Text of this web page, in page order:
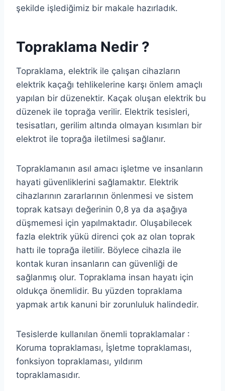
şekilde işlediğimiz bir makale hazırladık.
Topraklama Nedir ?
Topraklama, elektrik ile çalışan cihazların
elektrik kaçağı tehlikelerine karşı önlem amaçlı
yapılan bir düzenektir. Kaçak oluşan elektrik bu
düzenek ile toprağa verilir. Elektrik tesisleri,
tesisatları, gerilim altında olmayan kısımları bir
elektrot ile toprağa iletilmesi sağlanır.
Topraklamanın asıl amacı işletme ve insanların
hayati güvenliklerini sağlamaktır. Elektrik
cihazlarının zararlarının önlenmesi ve sistem
toprak katsayı değerinin 0,8 ya da aşağıya
düşmemesi için yapılmaktadır. Oluşabilecek
fazla elektrik yükü direnci çok az olan toprak
hattı ile toprağa iletilir. Böylece cihazla ile
kontak kuran insanların can güvenliği de
sağlanmış olur. Topraklama insan hayatı için
oldukça önemlidir. Bu yüzden topraklama
yapmak artık kanuni bir zorunluluk halindedir.
Tesislerde kullanılan önemli topraklamalar :
Koruma topraklaması, İşletme topraklaması,
fonksiyon topraklaması, yıldırım
topraklamasıdır.